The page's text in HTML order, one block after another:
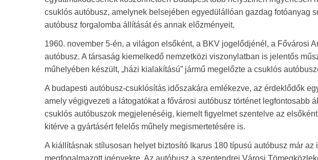
csuklós autóbusz, amelynek belsejében egyedülállóan gazdag fotóanyag
autóbusz forgalomba állítását és annak előzményeit.
1960. november 5-én, a világon elsőként, a BKV jogelődjénél, a Fővárosi
autóbusz. A társaság kiemelkedő nemzetközi viszonylatban is jelentős
műhelyében készült, „házi kialakítású” jármű megelőzte a csuklós
A budapesti autóbusz-csuklósítás időszakára emlékezve, az érdeklődők
amely végigvezeti a látogatókat a fővárosi autóbusz történet legfontosabb
csuklós autóbuszok megjelenéséig, kiemelt figyelmet szentelve az
kitérve a gyártásért felelős műhely megismertetésére is.
A kiállításnak stílusosan helyet biztosító Ikarus 180 típusú autóbusz már
megfogalmazott igényekre. Az autóbusz a szentendrei Városi